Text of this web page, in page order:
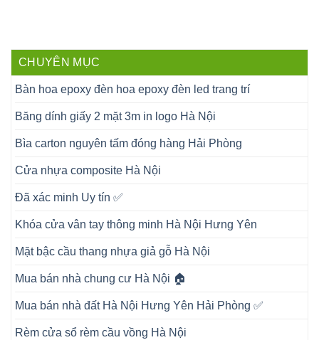
CHUYÊN MỤC
Bàn hoa epoxy đèn hoa epoxy đèn led trang trí
Băng dính giấy 2 mặt 3m in logo Hà Nội
Bìa carton nguyên tấm đóng hàng Hải Phòng
Cửa nhựa composite Hà Nội
Đã xác minh Uy tín ✅
Khóa cửa vân tay thông minh Hà Nội Hưng Yên
Mặt bậc cầu thang nhựa giả gỗ Hà Nội
Mua bán nhà chung cư Hà Nội 🏠
Mua bán nhà đất Hà Nội Hưng Yên Hải Phòng ✅
Rèm cửa sổ rèm cầu vồng Hà Nội